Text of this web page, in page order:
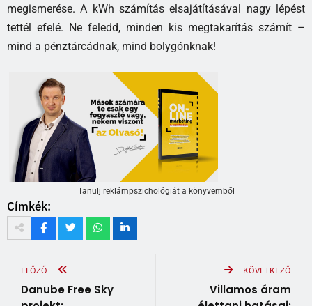
megismerése. A kWh számítás elsajátításával nagy lépést
tettél efelé. Ne feledd, minden kis megtakarítás számít –
mind a pénztárcádnak, mind bolygónknak!
Tanulj reklámpszichológiát a könyvemből
Címkék:
ELŐZŐ
Danube Free Sky
KÖVETKEZŐ
Villamos áram